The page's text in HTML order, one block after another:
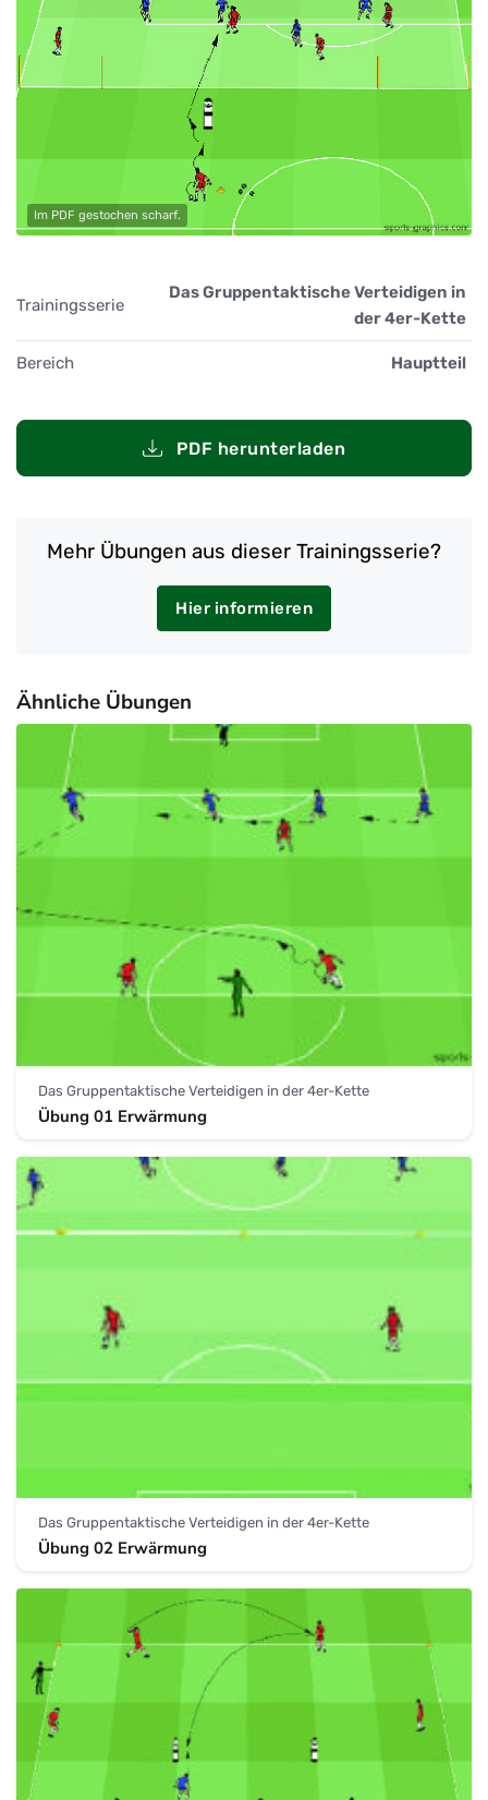
Im PDF gestochen scharf.
Trainingsserie
Das Gruppentaktische Verteidigen in
der 4er-Kette
Bereich Hauptteil
PDF herunterladen
Mehr Übungen aus dieser Trainingsserie?
Hier informieren
Ähnliche Übungen
Das Gruppentaktische Verteidigen in der 4er-Kette
Übung 01 Erwärmung
Das Gruppentaktische Verteidigen in der 4er-Kette
Übung 02 Erwärmung